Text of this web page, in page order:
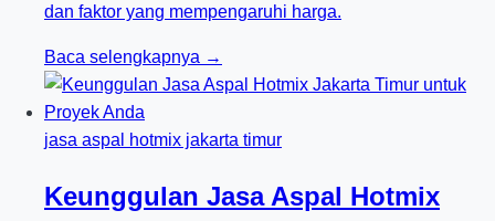
dan faktor yang mempengaruhi harga.
Baca selengkapnya →
jasa aspal hotmix jakarta timur
Keunggulan Jasa Aspal Hotmix